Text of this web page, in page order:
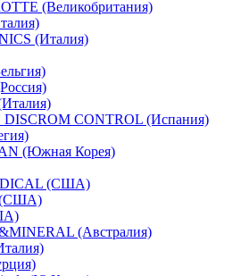
(Великобритания)
(Италия)
CONTROL (Испания)
(Южная Корея)
(США)
(США)
(Австралия)